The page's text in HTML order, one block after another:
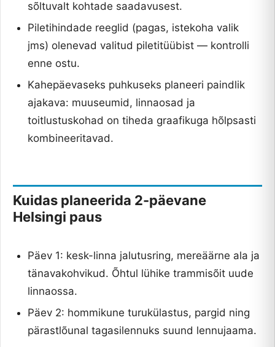
sõltuvalt kohtade saadavusest.
Piletihindade reeglid (pagas, istekoha valik
jms) olenevad valitud piletitüübist — kontrolli
enne ostu.
Kahepäevaseks puhkuseks planeeri paindlik
ajakava: muuseumid, linnaosad ja
toitlustuskohad on tiheda graafikuga hõlpsasti
kombineeritavad.
Kuidas planeerida 2-päevane
Helsingi paus
Päev 1: kesk-linna jalutusring, mereäärne ala ja
tänavakohvikud. Õhtul lühike trammisõit uude
linnaossa.
Päev 2: hommikune turukülastus, pargid ning
pärastlõunal tagasilennuks suund lennujaama.